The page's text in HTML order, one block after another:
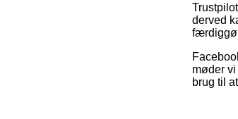
derved
møder
brug til